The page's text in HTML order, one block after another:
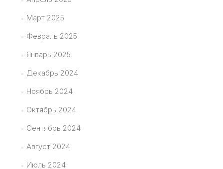
Март 2025
Февраль 2025
Январь 2025
Декабрь 2024
Ноябрь 2024
Октябрь 2024
Сентябрь 2024
Август 2024
Июль 2024